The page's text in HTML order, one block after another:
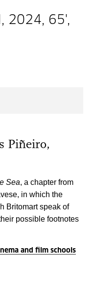
2024, 65',
Piñeiro,
Sea, a chapter from
in which the
Britomart speak of
possible footnotes
and film schools